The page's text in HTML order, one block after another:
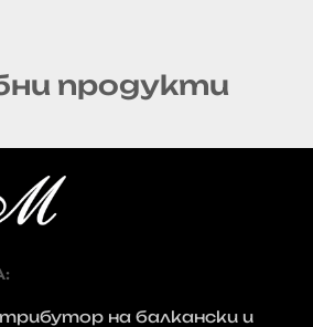
продукти
на балкански и